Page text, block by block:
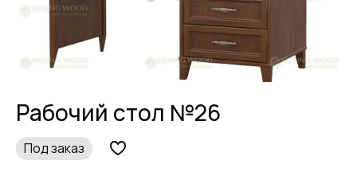
Рабочий стол №26
Под заказ